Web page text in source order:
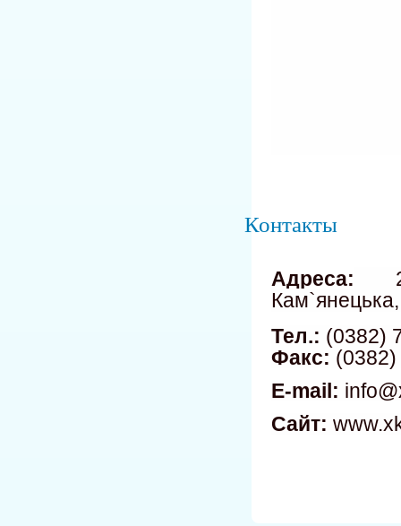
Контакты
Адреса:
Тел.: (0382)
Факс:
E-mail:
Сайт: